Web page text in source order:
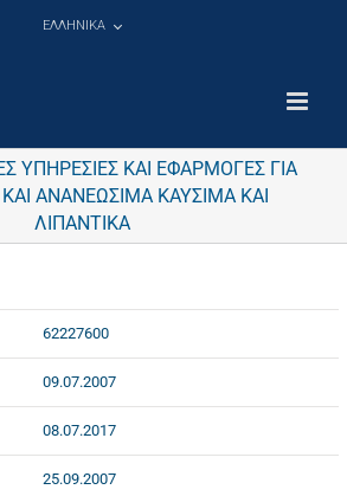
ΕΛΛΗΝΙΚΑ
ΥΠΗΡΕΣΙΕΣ ΚΑΙ ΕΦΑΡΜΟΓΕΣ ΓΙΑ
ΑΝΑΝΕΩΣΙΜΑ ΚΑΥΣΙΜΑ ΚΑΙ
ΛΙΠΑΝΤΙΚΑ
62227600
09.07.2007
08.07.2017
25.09.2007